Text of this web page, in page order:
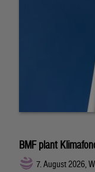
BMF plant
7. August 2026,